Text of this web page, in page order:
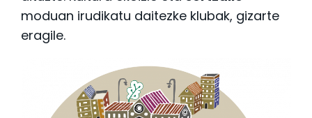
moduan irudikatu daitezke klubak, gizarte
eragile.